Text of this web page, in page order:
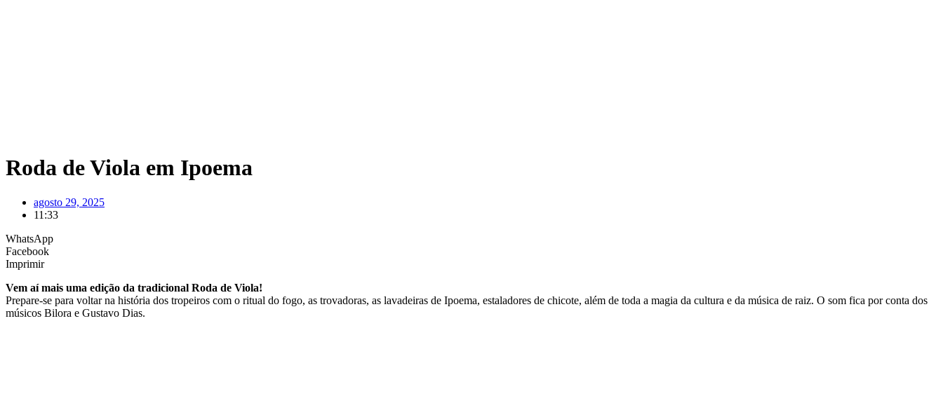
Roda de Viola em Ipoema
agosto 29, 2025
11:33
WhatsApp
Facebook
Imprimir
Vem aí mais uma edição da tradicional Roda de Viola!
Prepare-se para voltar na história dos tropeiros com o ritual do fogo, as trovadoras, as lavadeiras de Ipoema, estaladores de chicote, além de toda a magia da cultura e da música de raiz. O som fica por conta dos
músicos Bilora e Gustavo Dias.